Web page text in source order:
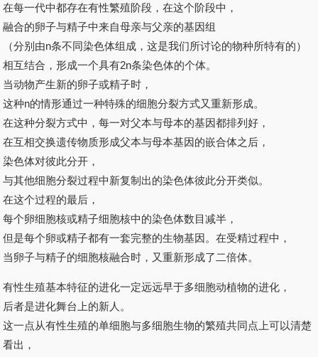
在每一代中都存在有性繁殖阶段，在这个阶段中，
融合的卵子与精子中来自母亲与父亲的基因组
（分别由n条不同染色体组成，这是我们所讨论的物种所特有的）
相互结合，形成一个具有2n条染色体的个体。
当动物产生新的卵子或精子时，
这种n的情形通过一种特殊的细胞分裂方式又重新形成。
在这种分裂方式中，每一对父本与母本的基因都排列好，
在互相交换遗传物质形成父本与母本基因的嵌合体之后，
染色体对彼此分开，
与其他细胞分裂过程中新复制出的染色体彼此分开类似。
在这个过程的最后，
每个卵细胞核或精子细胞核中的染色体数目减半，
但是每个卵或精子都有一套完整的生物基因。在受精过程中，
当卵子与精子的细胞核融合时，又重新形成了二倍体。
有性生殖基本特征的进化一定远远早于多细胞动植物的进化，
后者是进化舞台上的新人。
这一点从有性生殖的单细胞与多细胞生物的繁殖共同点上可以清楚
看出，